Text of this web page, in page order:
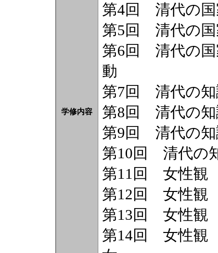
学修内容
第4回 清代の国
第5回 清代の国
第6回 清代の国
動
第7回 清代の知
第8回 清代の知
第9回 清代の知
第10回 清代の
第11回 女性観
第12回 女性観
第13回 女性観
第14回 女性観